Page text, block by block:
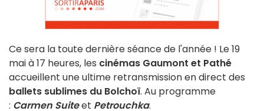
Ce sera la toute dernière séance de l'année ! Le 19
mai à 17 heures, les cinémas Gaumont et Pathé
accueillent une ultime retransmission en direct des
ballets sublimes du Bolchoï. Au programme
: Carmen Suiteet Petrouchka.